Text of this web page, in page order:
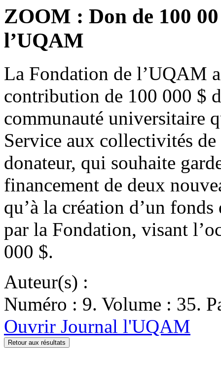
ZOOM : Don de 100
l’UQAM
La Fondation de l’UQAM
contribution de 100 000 $
communauté universitaire
Service aux collectivités
donateur, qui souhaite
financement de deux
qu’à la création d’un
par la Fondation, visant
000 $.
Auteur(s) :
Numéro : 9. Volume : 35.
Ouvrir Journal l'UQAM
Retour aux résultats